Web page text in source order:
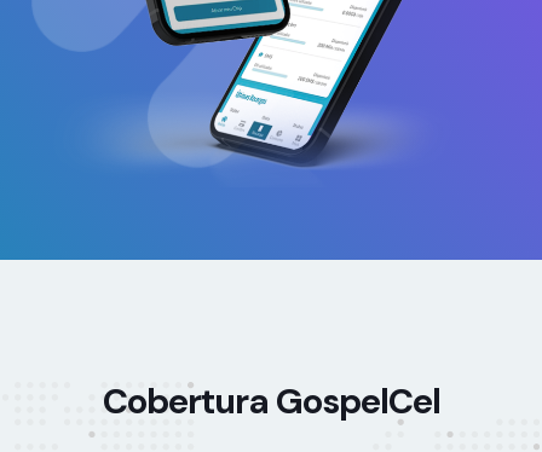
Cobertura GospelCel